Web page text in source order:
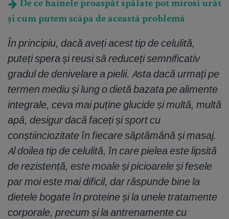
De ce hainele proaspăt spălate pot mirosi urât
și cum putem scăpa de această problemă
În principiu, dacă aveți acest tip de celulită,
puteți spera și reusi să reduceți semnificativ
gradul de denivelare a pielii. Asta dacă urmați pe
termen mediu și lung o dietă bazata pe alimente
integrale, ceva mai puține glucide și multă, multă
apă, desigur dacă faceți și sport cu
conștiinciozitate în fiecare săptămână și masaj.
Al doilea tip de celulită, în care pielea este lipsită
de rezistență, este moale și picioarele și fesele
par moi este mai dificil, dar răspunde bine la
dietele bogate în proteine și la unele tratamente
corporale, precum și la antrenamente cu